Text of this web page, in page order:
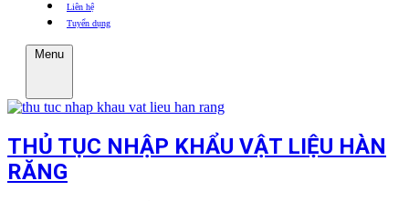
Liên hệ
Tuyển dụng
Menu
THỦ TỤC NHẬP KHẨU VẬT LIỆU HÀN
RĂNG